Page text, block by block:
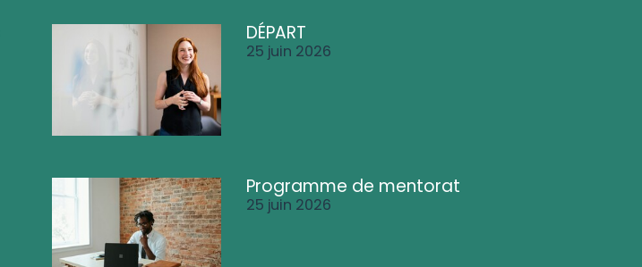
DÉPART
25 juin 2026
Programme de mentorat
25 juin 2026